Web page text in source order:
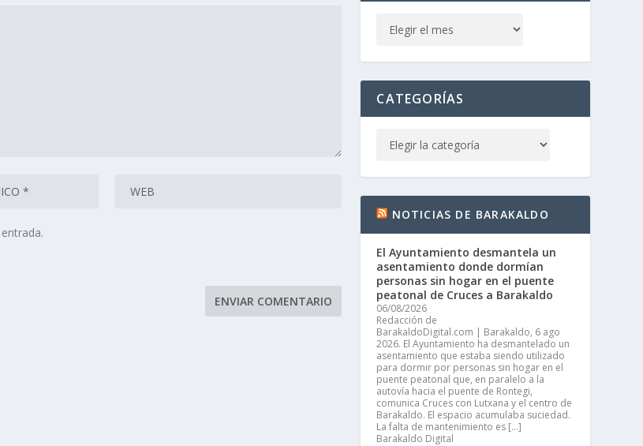
CATEGORÍAS
NOTICIAS DE BARAKALDO
El Ayuntamiento desmantela un
asentamiento donde dormían
personas sin hogar en el puente
peatonal de Cruces a Barakaldo
06/08/2026
Redacción de
BarakaldoDigital.com | Barakaldo, 6 ago
2026. El Ayuntamiento ha desmantelado un
asentamiento que estaba siendo utilizado
para dormir por personas sin hogar en el
puente peatonal que, en paralelo a la
autovía hacia el puente de Rontegi,
comunica Cruces con Lutxana y el centro de
Barakaldo. El espacio acumulaba suciedad.
La falta de mantenimiento es […]
Barakaldo Digital